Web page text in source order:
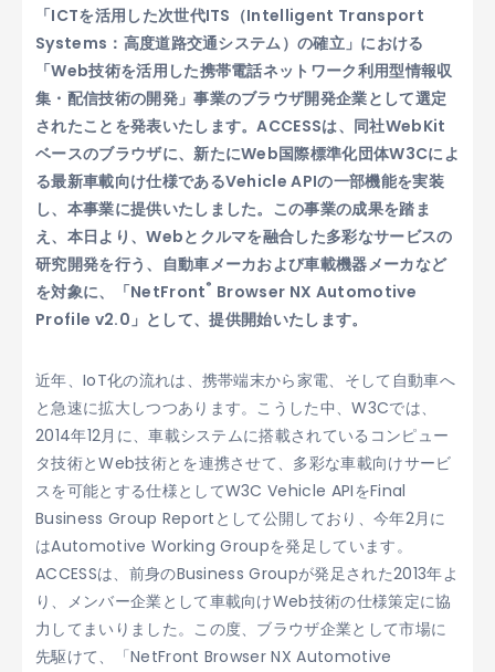
「ICTを活用した次世代ITS（Intelligent Transport
Systems：高度道路交通システム）の確立」における
「Web技術を活用した携帯電話ネットワーク利用型情報収
集・配信技術の開発」事業のブラウザ開発企業として選定
されたことを発表いたします。ACCESSは、同社WebKit
ベースのブラウザに、新たにWeb国際標準化団体W3Cによ
る最新車載向け仕様であるVehicle APIの一部機能を実装
し、本事業に提供いたしました。この事業の成果を踏ま
え、本日より、Webとクルマを融合した多彩なサービスの
研究開発を行う、自動車メーカおよび車載機器メーカなど
を対象に、「NetFront® Browser NX Automotive
Profile v2.0」として、提供開始いたします。
近年、IoT化の流れは、携帯端末から家電、そして自動車へ
と急速に拡大しつつあります。こうした中、W3Cでは、
2014年12月に、車載システムに搭載されているコンピュー
タ技術とWeb技術とを連携させて、多彩な車載向けサービ
スを可能とする仕様としてW3C Vehicle APIをFinal
Business Group Reportとして公開しており、今年2月に
はAutomotive Working Groupを発足しています。
ACCESSは、前身のBusiness Groupが発足された2013年よ
り、メンバー企業として車載向けWeb技術の仕様策定に協
力してまいりました。この度、ブラウザ企業として市場に
先駆けて、「NetFront Browser NX Automotive